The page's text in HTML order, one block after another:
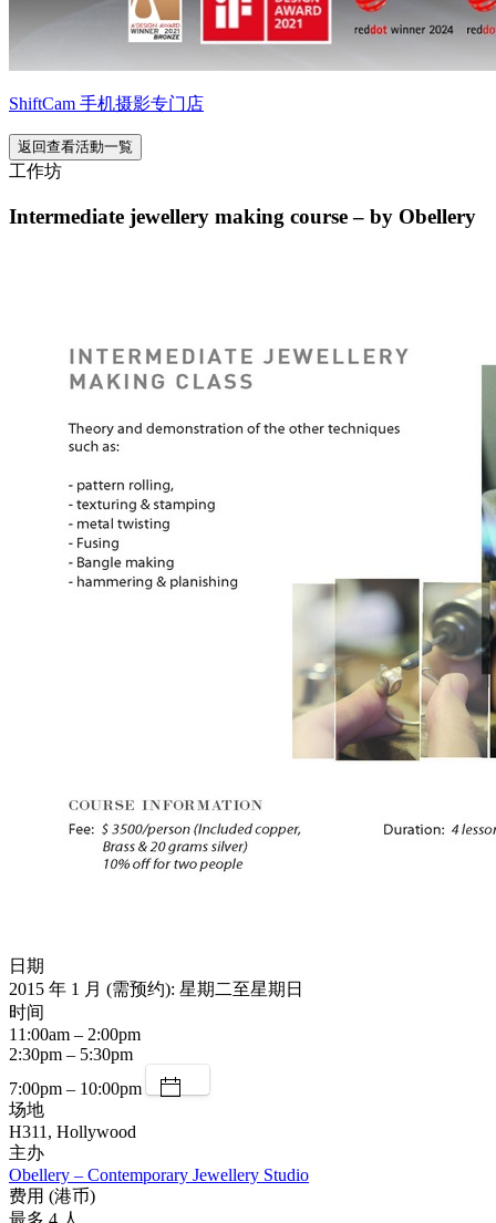
ShiftCam 手机摄影专门店
返回查看活動一覧
工作坊
Intermediate jewellery making course – by Obellery
日期
2015 年 1 月 (需预约): 星期二至星期日
时间
11:00am – 2:00pm
2:30pm – 5:30pm
7:00pm – 10:00pm
场地
H311, Hollywood
主办
Obellery – Contemporary Jewellery Studio
费用 (港币)